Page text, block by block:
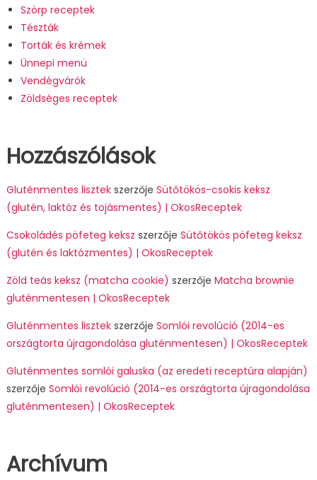
Szörp receptek
Tészták
Torták és krémek
Ünnepi menü
Vendégvárók
Zöldséges receptek
Hozzászólások
Gluténmentes lisztekszerzője Sütőtökös-csokis keksz
(glutén, laktóz és tojásmentes) | OkosReceptek
Csokoládés pöfeteg keksz szerzője Sütőtökös pöfeteg keksz
(glutén és laktózmentes) | OkosReceptek
Zöld teás keksz (matcha cookie) szerzője Matcha brownie
gluténmentesen | OkosReceptek
Gluténmentes lisztekszerzője Somlói revolúció (2014-es
országtorta újragondolása gluténmentesen) | OkosReceptek
Gluténmentes somlói galuska (az eredeti receptúra alapján)
szerzője Somlói revolúció (2014-es országtorta újragondolása
gluténmentesen) | OkosReceptek
Archívum